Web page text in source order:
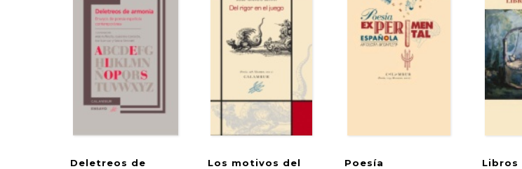
Deletreos de
Los motivos del
Poesía
Libros